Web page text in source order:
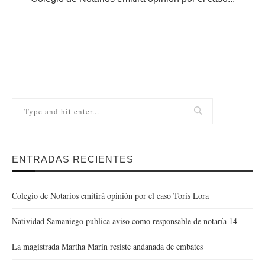
ENTRADAS RECIENTES
Colegio de Notarios emitirá opinión por el caso Torís Lora
Natividad Samaniego publica aviso como responsable de notaría 14
La magistrada Martha Marín resiste andanada de embates